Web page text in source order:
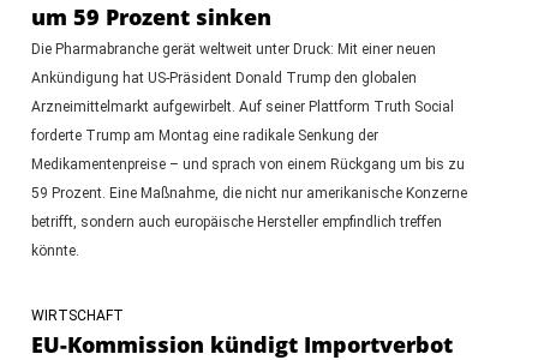
um 59 Prozent sinken
Die Pharmabranche gerät weltweit unter Druck: Mit einer neuen
Ankündigung hat US-Präsident Donald Trump den globalen
Arzneimittelmarkt aufgewirbelt. Auf seiner Plattform Truth Social
forderte Trump am Montag eine radikale Senkung der
Medikamentenpreise – und sprach von einem Rückgang um bis zu
59 Prozent. Eine Maßnahme, die nicht nur amerikanische Konzerne
betrifft, sondern auch europäische Hersteller empfindlich treffen
könnte.
WIRTSCHAFT
EU-Kommission kündigt Importverbot